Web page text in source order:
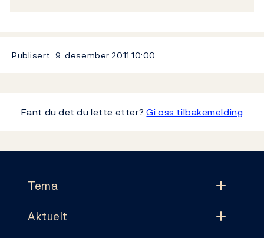
Publisert 9. desember 201110:00
Fant du det du lette etter?Gi oss tilbakemelding
Tema
Tema
Aktuelt